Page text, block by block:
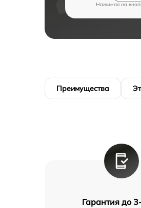
Нажимая на
Преимущества
Гарантия до